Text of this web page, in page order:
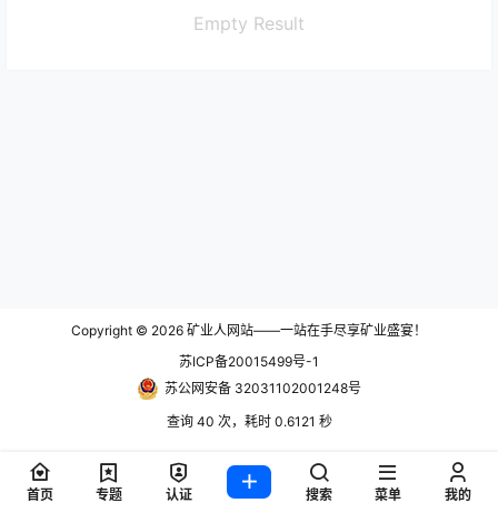
Empty Result
Copyright © 2026 矿业人网站——一站在手尽享矿业盛宴！
苏ICP备20015499号-1
苏公网安备 32031102001248号
查询 40 次，耗时 0.6121 秒
首页 专题 认证 搜索 菜单 我的